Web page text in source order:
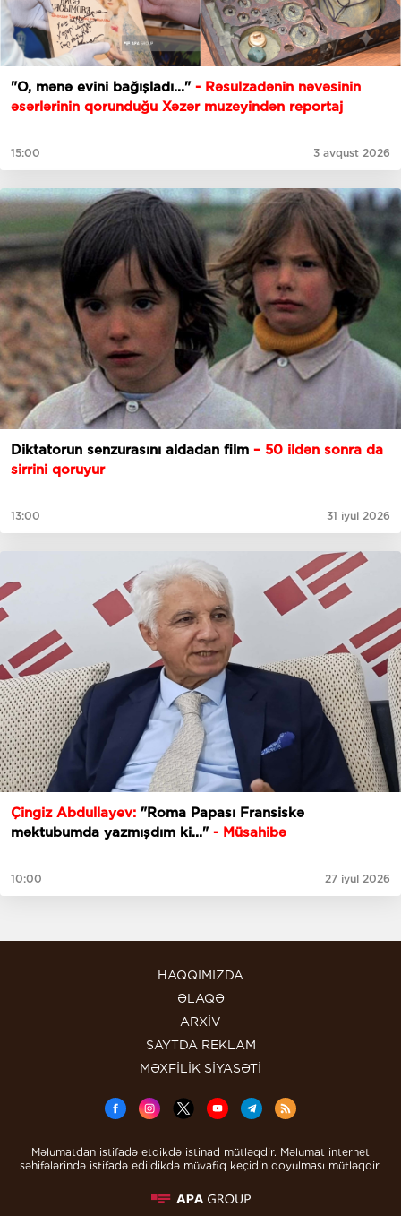
"O, mənə evini bağışladı..." - Rəsulzadənin nəvəsinin
əsərlərinin qorunduğu Xəzər muzeyindən reportaj
15:00 3 avqust 2026
Diktatorun senzurasını aldadan film – 50 ildən sonra da
sirrini qoruyur
13:00 31 iyul 2026
Çingiz Abdullayev: "Roma Papası Fransiskə
məktubumda yazmışdım ki..."- Müsahibə
10:00 27 iyul 2026
HAQQIMIZDA
ƏLAQƏ
ARXİV
SAYTDA REKLAM
MƏXFİLİK SİYASƏTİ
Məlumatdan istifadə etdikdə istinad mütləqdir. Məlumat internet
səhifələrində istifadə edildikdə müvafiq keçidin qoyulması mütləqdir.